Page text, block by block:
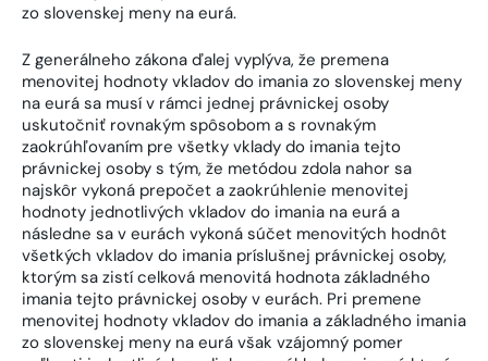
zo slovenskej meny na eurá.
Z generálneho zákona ďalej vyplýva, že premena
menovitej hodnoty vkladov do imania zo slovenskej meny
na eurá sa musí v rámci jednej právnickej osoby
uskutočniť rovnakým spôsobom a s rovnakým
zaokrúhľovaním pre všetky vklady do imania tejto
právnickej osoby s tým, že metódou zdola nahor sa
najskôr vykoná prepočet a zaokrúhlenie menovitej
hodnoty jednotlivých vkladov do imania na eurá a
následne sa v eurách vykoná súčet menovitých hodnôt
všetkých vkladov do imania príslušnej právnickej osoby,
ktorým sa zistí celková menovitá hodnota základného
imania tejto právnickej osoby v eurách. Pri premene
menovitej hodnoty vkladov do imania a základného imania
zo slovenskej meny na eurá však vzájomný pomer